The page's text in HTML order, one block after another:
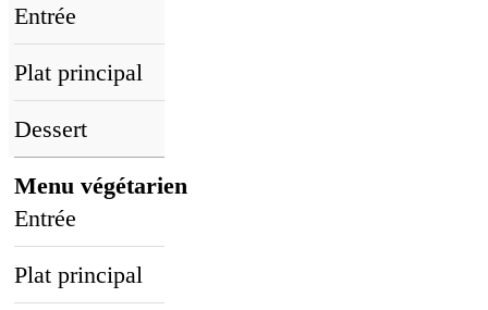
Entrée
Plat principal
Dessert
Menu végétarien
Entrée
Plat principal